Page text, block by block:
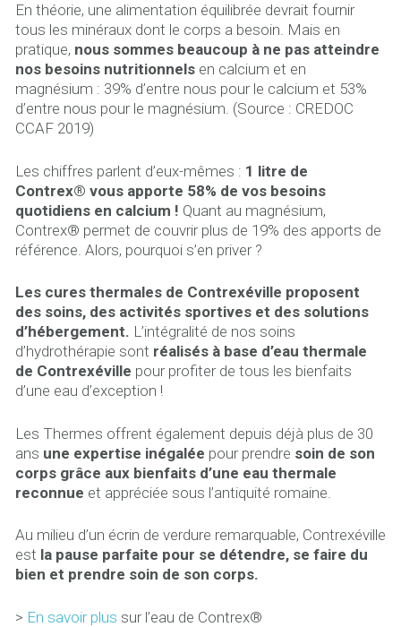
En théorie, une alimentation équilibrée devrait fournir
tous les minéraux dont le corps a besoin. Mais en
pratique, nous sommes beaucoup à ne pas atteindre
nos besoins nutritionnels en calcium et en
magnésium : 39% d’entre nous pour le calcium et 53%
d’entre nous pour le magnésium. (Source : CREDOC
CCAF 2019)
Les chiffres parlent d’eux-mêmes : 1 litre de
Contrex® vous apporte 58% de vos besoins
quotidiens en calcium ! Quant au magnésium,
Contrex® permet de couvrir plus de 19% des apports de
référence. Alors, pourquoi s’en priver ?
Les cures thermales de Contrexéville proposent
des soins, des activités sportives et des solutions
d’hébergement. L’intégralité de nos soins
d’hydrothérapie sont réalisés à base d’eau thermale
de Contrexéville pour profiter de tous les bienfaits
d’une eau d’exception !
Les Thermes offrent également depuis déjà plus de 30
ans une expertise inégalée pour prendre soin de son
corps grâce aux bienfaits d’une eau thermale
reconnue et appréciée sous l’antiquité romaine.
Au milieu d’un écrin de verdure remarquable, Contrexéville
est la pause parfaite pour se détendre, se faire du
bien et prendre soin de son corps.
> En savoir plus sur l’eau de Contrex®